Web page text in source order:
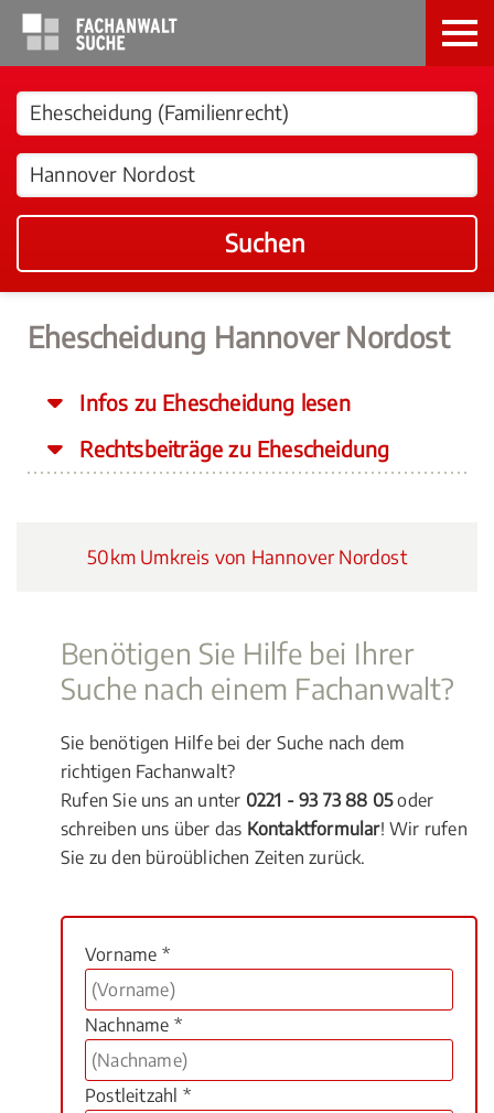
Suchen
Ehescheidung Hannover Nordost
Infos zu Ehescheidung lesen
Rechtsbeiträge zu Ehescheidung
50km Umkreis von Hannover Nordost
Benötigen Sie Hilfe bei Ihrer
Suche nach einem Fachanwalt?
Sie benötigen Hilfe bei der Suche nach dem
richtigen Fachanwalt?
Rufen Sie uns an unter 0221 - 93 73 88 05oder
schreiben uns über das Kontaktformular! Wir rufen
Sie zu den büroüblichen Zeiten zurück.
Vorname *
Nachname *
Postleitzahl *